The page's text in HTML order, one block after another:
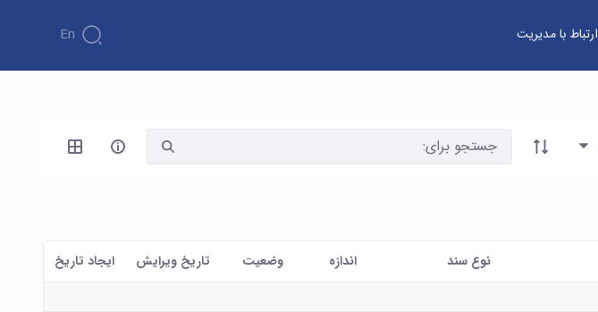
ارتباط با مدیریت En
نوع سند اندازه وضعیت تاریخ ویرایش ايجاد تاريخ